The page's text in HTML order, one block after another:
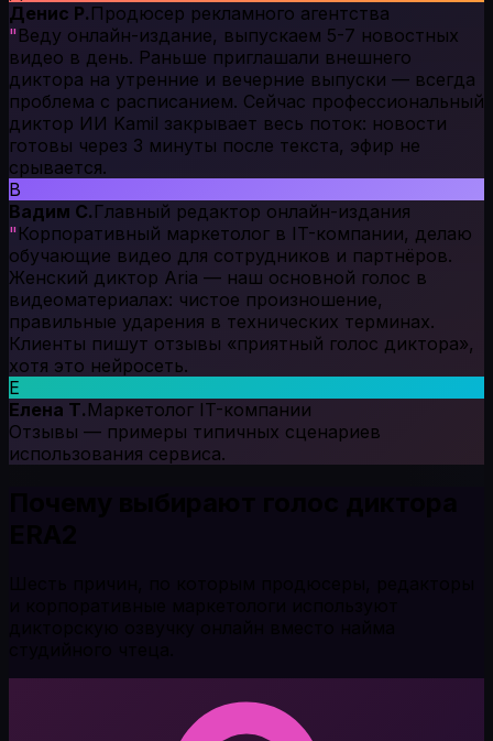
Денис Р. Продюсер рекламного агентства
" Веду онлайн-издание, выпускаем 5-7 новостных
видео в день. Раньше приглашали внешнего
диктора на утренние и вечерние выпуски — всегда
проблема с расписанием. Сейчас профессиональный
диктор ИИ Kamil закрывает весь поток: новости
готовы через 3 минуты после текста, эфир не
срывается.
В
Вадим С. Главный редактор онлайн-издания
" Корпоративный маркетолог в IT-компании, делаю
обучающие видео для сотрудников и партнёров.
Женский диктор Aria — наш основной голос в
видеоматериалах: чистое произношение,
правильные ударения в технических терминах.
Клиенты пишут отзывы «приятный голос диктора»,
хотя это нейросеть.
Е
Елена Т. Маркетолог IT-компании
Отзывы — примеры типичных сценариев
использования сервиса.